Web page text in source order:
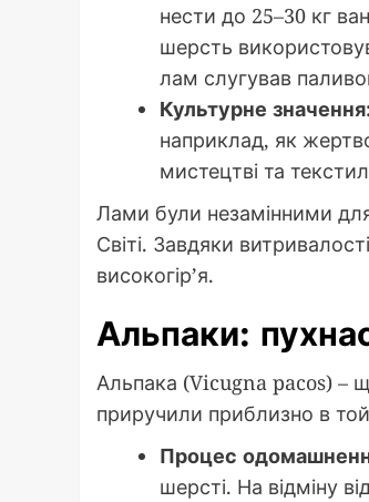
нести до 25–30 кг
шерсть
лам слугував
Культурне
наприклад, як
мистецтві та
Лами були незамінними
Світі. Завдяки
високогір’я.
Альпаки:
Альпака (Vicugna pacos) –
приручили приблизно в той
Процес
шерсті. На відміну